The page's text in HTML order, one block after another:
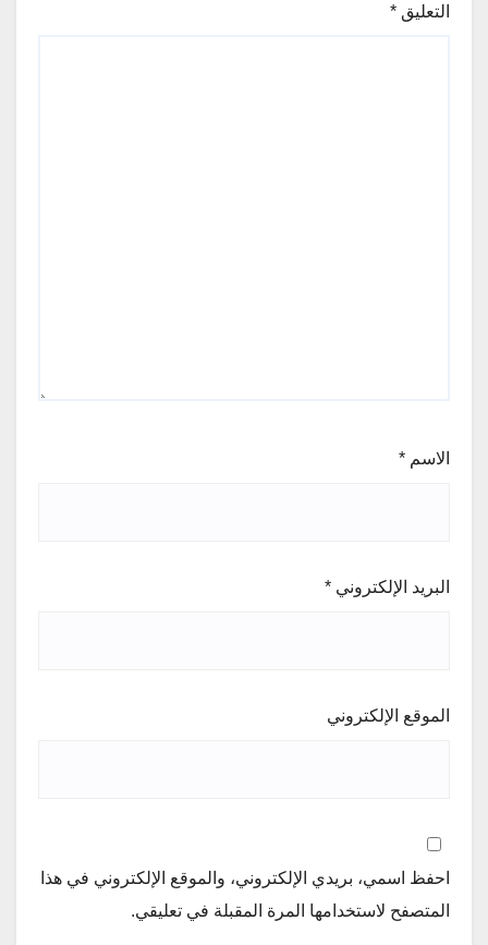
التعليق *
الاسم *
البريد الإلكتروني *
الموقع الإلكتروني
احفظ اسمي، بريدي الإلكتروني، والموقع الإلكتروني في هذا
المتصفح لاستخدامها المرة المقبلة في تعليقي.